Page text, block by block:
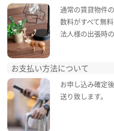
通常の賃貸物件
数料がすべて無料
法人様の出張時
お支払い方法について
お申し込み確定
送り致します。